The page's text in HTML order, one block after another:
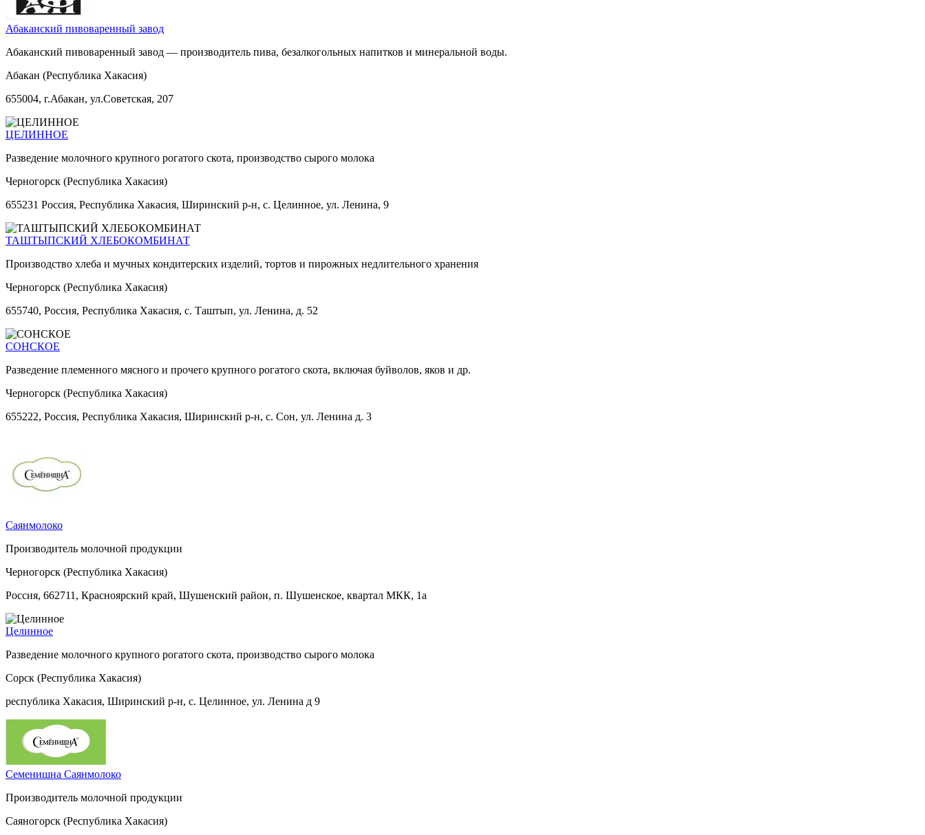
Абаканский пивоваренный завод
Абаканский пивоваренный завод — производитель пива, безалкогольных напитков и минеральной воды.
Абакан (Республика Хакасия)
655004, г.Абакан, ул.Советская, 207
ЦЕЛИННОЕ
Разведение молочного крупного рогатого скота, производство сырого молока
Черногорск (Республика Хакасия)
655231 Россия, Республика Хакасия, Ширинский р-н, с. Целинное, ул. Ленина, 9
ТАШТЫПСКИЙ ХЛЕБОКОМБИНАТ
Производство хлеба и мучных кондитерских изделий, тортов и пирожных недлительного хранения
Черногорск (Республика Хакасия)
655740, Россия, Республика Хакасия, с. Таштып, ул. Ленина, д. 52
СОНСКОЕ
Разведение племенного мясного и прочего крупного рогатого скота, включая буйволов, яков и др.
Черногорск (Республика Хакасия)
655222, Россия, Республика Хакасия, Ширинский р-н, с. Сон, ул. Ленина д. 3
Саянмолоко
Производитель молочной продукции
Черногорск (Республика Хакасия)
Россия, 662711, Красноярский край, Шушенский район, п. Шушенское, квартал МКК, 1а
Целинное
Разведение молочного крупного рогатого скота, производство сырого молока
Сорск (Республика Хакасия)
республика Хакасия, Ширинский р-н, с. Целинное, ул. Ленина д 9
Семенишна Саянмолоко
Производитель молочной продукции
Саяногорск (Республика Хакасия)